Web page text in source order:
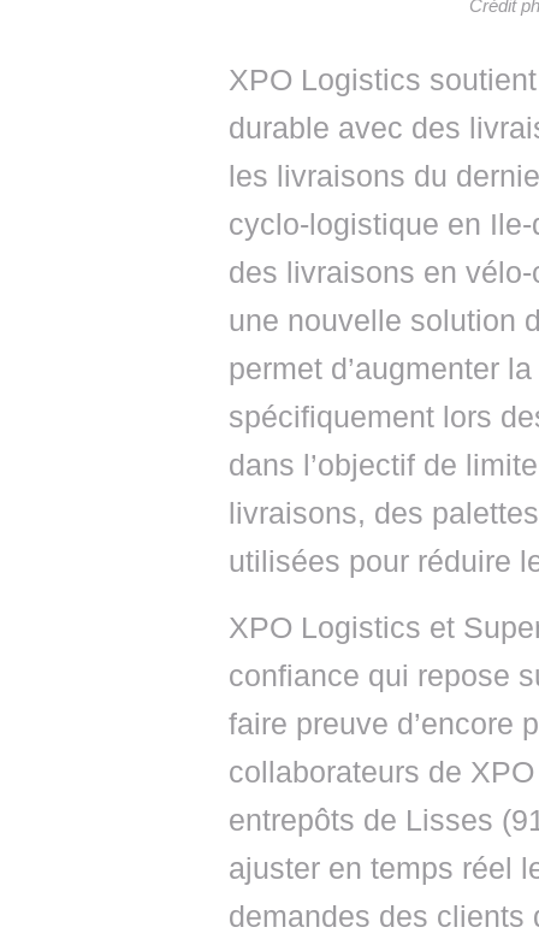
Crédit
XPO Logistics
durable avec des
les livraisons du
cyclo-logistique en
des livraisons en
une nouvelle solution
permet d’augmenter
spécifiquement lors
dans l’objectif de
livraisons, des
utilisées pour réduire
XPO Logistics et
confiance qui repose
faire preuve d’encore
collaborateurs de
entrepôts de Lisses
ajuster en temps réel
demandes des clients